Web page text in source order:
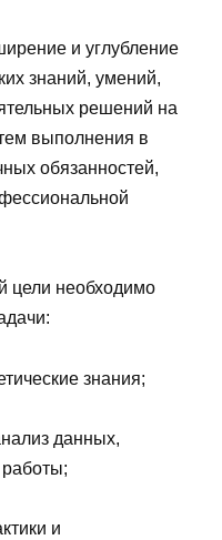
и углубление
знаний, умений,
решений на
выполнения в
обязанностей,
цели необходимо
знания;
данных,
и